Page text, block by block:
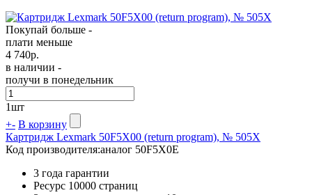
Покупай больше -
плати меньше
4 740р.
в наличии -
получи в понедельник
1шт
+- В корзину
Картридж Lexmark 50F5X00 (return program), № 505X
Код производителя:аналог 50F5X0E
3 года гарантии
Ресурс 10000 страниц